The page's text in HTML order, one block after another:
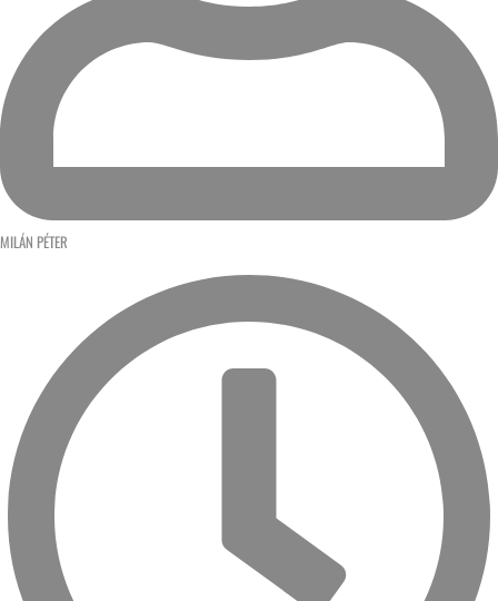
MILÁN PÉTER